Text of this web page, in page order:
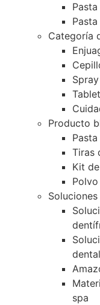
Categoría
Producto
Tiras
Kit
Soluciones
spa